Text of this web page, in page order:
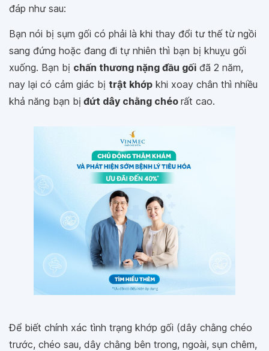
đáp như sau:
Bạn nói bị sụm gối có phải là khi thay đổi tư thế từ ngồi
sang đứng hoặc đang đi tự nhiên thì bạn bị khuỵu gối
xuống. Bạn bị chấn thương nặng đầu gối đã 2 năm,
nay lại có cảm giác bị trật khớp khi xoay chân thì nhiều
khả năng bạn bị đứt dây chằng chéo rất cao.
Để biết chính xác tình trạng khớp gối (dây chằng chéo
trước, chéo sau, dây chằng bên trong, ngoài, sụn chêm,